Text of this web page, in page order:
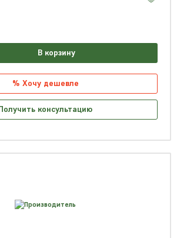
В корзину
% Хочу дешевле
консультацию